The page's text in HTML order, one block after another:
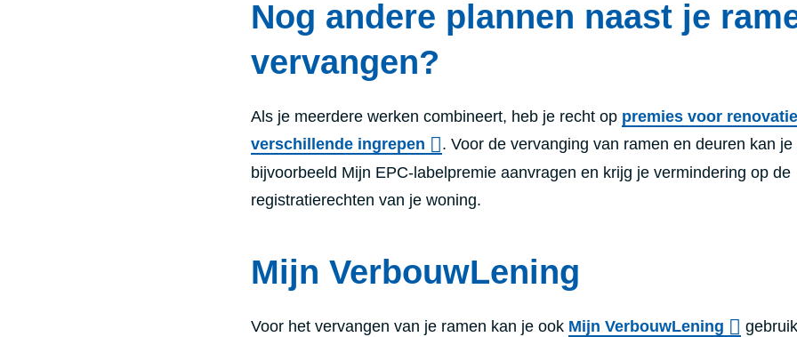
Nog andere plannen naast je
vervangen?
Als je meerdere werken combineert, heb je recht op premies voor
verschillende ingrepen
. Voor de vervanging van ramen en deuren kan je
bijvoorbeeld Mijn EPC-labelpremie aanvragen en krijg je vermindering op de
registratierechten van je woning.
Mijn VerbouwLening
Voor het vervangen van je ramen kan je ook Mijn VerbouwLening